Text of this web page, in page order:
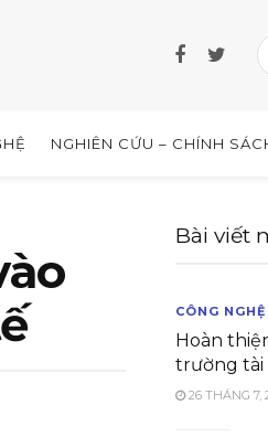
NGHIÊN CỨU – CHÍNH
Bài viết
CÔNG NGHỆ
Hoàn
trường tài
26 THÁNG 7,